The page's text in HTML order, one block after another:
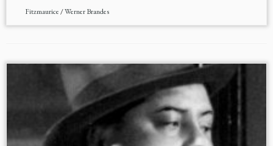
Fitzmaurice/Werner Brandes